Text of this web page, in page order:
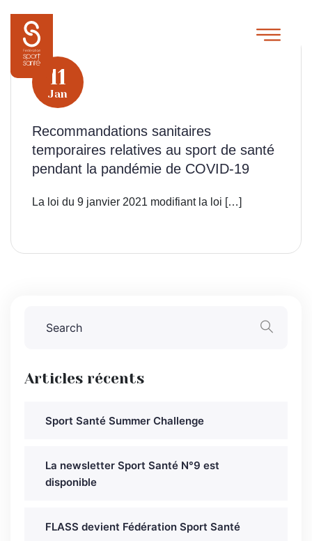
11
Jan
Recommandations sanitaires
temporaires relatives au sport de santé
pendant la pandémie de COVID-19
La loi du 9 janvier 2021 modifiant la loi […]
Articles récents
Sport Santé Summer Challenge
La newsletter Sport Santé N°9 est
disponible
FLASS devient Fédération Sport Santé